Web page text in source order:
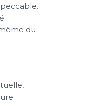
du